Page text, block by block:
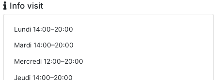
Info visit
Lundi 14:00–20:00
Mardi 14:00–20:00
Mercredi 12:00–20:00
Jeudi 14:00–20:00